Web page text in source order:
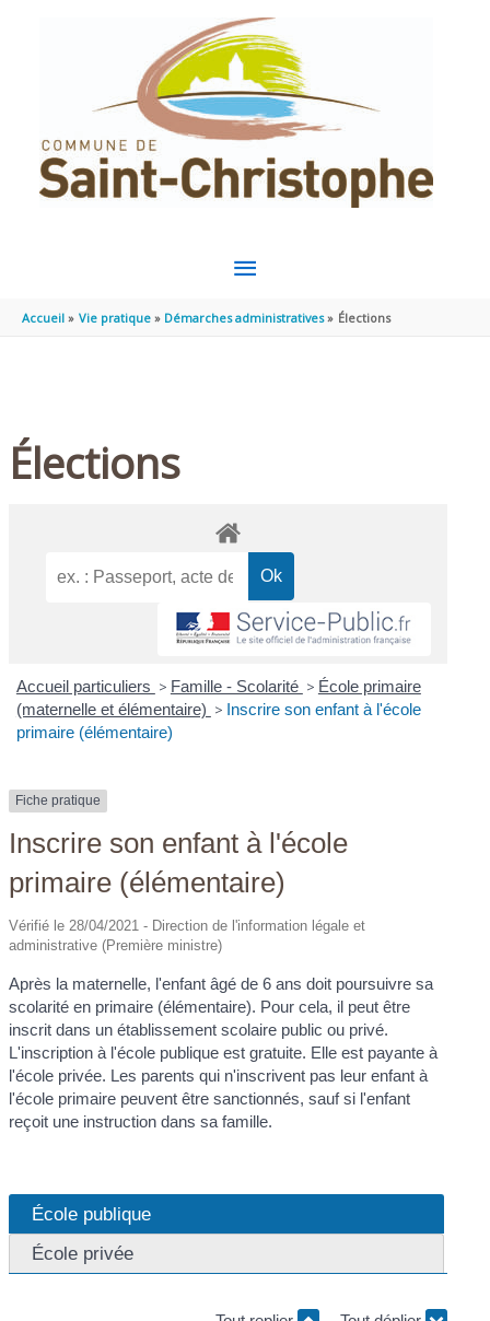
MENU
PRINCIPAL
Accueil Vie pratique Démarches administratives Élections
Élections
Accueil particuliers > Famille - Scolarité > École primaire
(maternelle et élémentaire) > Inscrire son enfant à l'école
primaire (élémentaire)
Fiche pratique
Inscrire son enfant à l'école
primaire (élémentaire)
Vérifié le 28/04/2021 - Direction de l'information légale et
administrative (Première ministre)
Après la maternelle, l'enfant âgé de 6 ans doit poursuivre sa
scolarité en primaire (élémentaire). Pour cela, il peut être
inscrit dans un établissement scolaire public ou privé.
L'inscription à l'école publique est gratuite. Elle est payante à
l'école privée. Les parents qui n'inscrivent pas leur enfant à
l'école primaire peuvent être sanctionnés, sauf si l'enfant
reçoit une instruction dans sa famille.
École publique
École privée